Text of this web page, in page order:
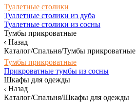
Туалетные столики
Туалетные столики из дуба
Туалетные столики из сосны
Тумбы прикроватные
Назад
Каталог/Спальня/Тумбы прикроватные
Тумбы прикроватные
Прикроватные тумбы из сосны
Шкафы для одежды
Назад
Каталог/Спальня/Шкафы для одежды